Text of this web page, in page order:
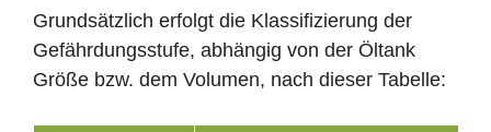
Grundsätzlich erfolgt die Klassifizierung der
Gefährdungsstufe, abhängig von der Öltank
Größe bzw. dem Volumen, nach dieser Tabelle: